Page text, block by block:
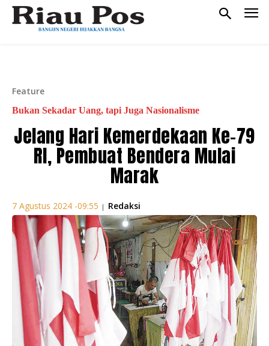
Feature
Bukan Sekadar Uang, tapi Juga Nasionalisme
Jelang Hari Kemerdekaan Ke-79
RI, Pembuat Bendera Mulai
Marak
7 Agustus 2024 -09:55 | Redaksi